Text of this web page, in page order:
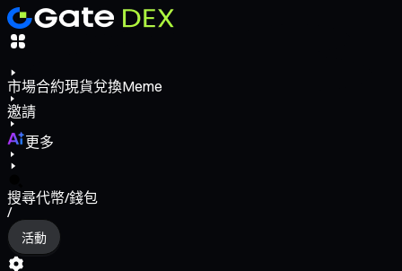
市場合約現貨兌換Meme
邀請
更多
搜尋代幣/錢包
/
活動